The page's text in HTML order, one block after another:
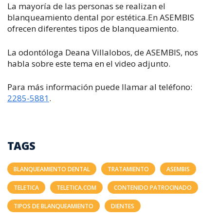
La mayoría de las personas se realizan el
blanqueamiento dental por estética.En ASEMBIS
ofrecen diferentes tipos de blanqueamiento.
La odontóloga Deana Villalobos, de ASEMBIS, nos
habla sobre este tema en el video adjunto.
Para más información puede llamar al teléfono:
2285-5881.
TAGS
BLANQUEAMIENTO DENTAL TRATAMIENTO ASEMBIS
TELETICA TELETICA.COM CONTENIDO PATROCINADO
TIPOS DE BLANQUEAMIENTO DIENTES